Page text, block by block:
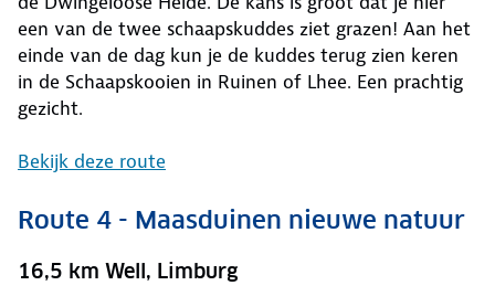
een van de twee schaapskuddes ziet grazen! Aan het
einde van de dag kun je de kuddes terug zien keren
in de Schaapskooien in Ruinen of Lhee. Een prachtig
gezicht.
Bekijk deze route
Route 4 - Maasduinen nieuwe natuur
16,5 km Well, Limburg